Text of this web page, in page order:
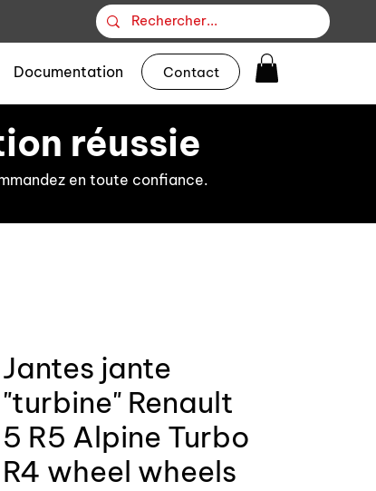
Documentation Contact
réussie
en toute confiance.
Jantes jante
"turbine" Renault
5 R5 Alpine Turbo
R4 wheel wheels